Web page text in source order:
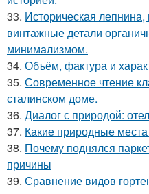
33. Историческая
винтажные детали
минимализмом.
34. Объём, фактура и
35. Современное чтение
сталинском доме.
36. Диалог с природой:
37. Какие природные
38. Почему поднялся
причины
39. Сравнение видов